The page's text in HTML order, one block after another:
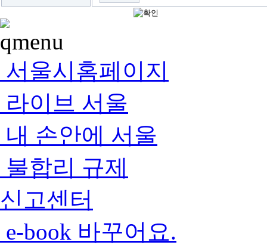
서울시홈페이지
라이브 서울
내 손안에 서울
불합리 규제
신고센터
e-book 바꾸어요.